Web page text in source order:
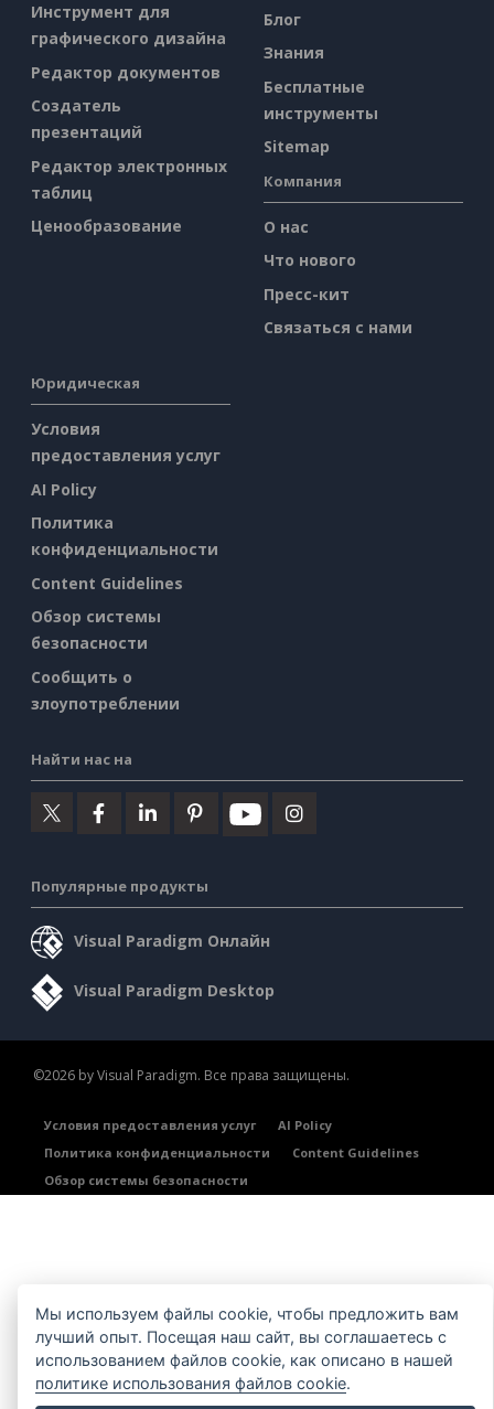
Инструмент для
графического дизайна
Редактор документов
Создатель
презентаций
Редактор электронных
таблиц
Ценообразование
Блог
Знания
Бесплатные
инструменты
Sitemap
Компания
О нас
Что нового
Пресс-кит
Связаться с нами
Юридическая
Условия
предоставления услуг
AI Policy
Политика
конфиденциальности
Content Guidelines
Обзор системы
безопасности
Сообщить о
злоупотреблении
Найти нас на
Популярные продукты
Visual Paradigm Онлайн
Visual Paradigm Desktop
©2026 by Visual Paradigm. Все права защищены.
Условия предоставления услуг
AI Policy
Политика конфиденциальности
Content Guidelines
Обзор системы безопасности
Мы используем файлы cookie, чтобы предложить вам
лучший опыт. Посещая наш сайт, вы соглашаетесь с
использованием файлов cookie, как описано в нашей
политике использования файлов cookie.